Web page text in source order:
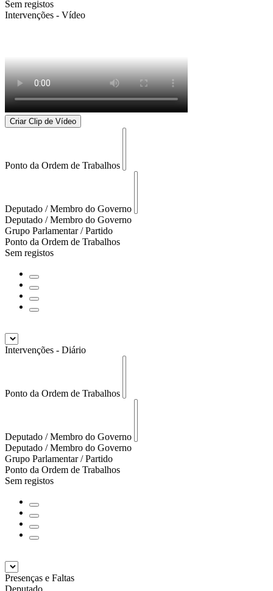
Sem registos
Intervenções - Vídeo
Criar Clip de Vídeo
Ponto da Ordem de Trabalhos
Deputado / Membro do Governo
Deputado / Membro do Governo
Grupo Parlamentar / Partido
Ponto da Ordem de Trabalhos
Sem registos
Intervenções - Diário
Ponto da Ordem de Trabalhos
Deputado / Membro do Governo
Deputado / Membro do Governo
Grupo Parlamentar / Partido
Ponto da Ordem de Trabalhos
Sem registos
Presenças e Faltas
Deputado